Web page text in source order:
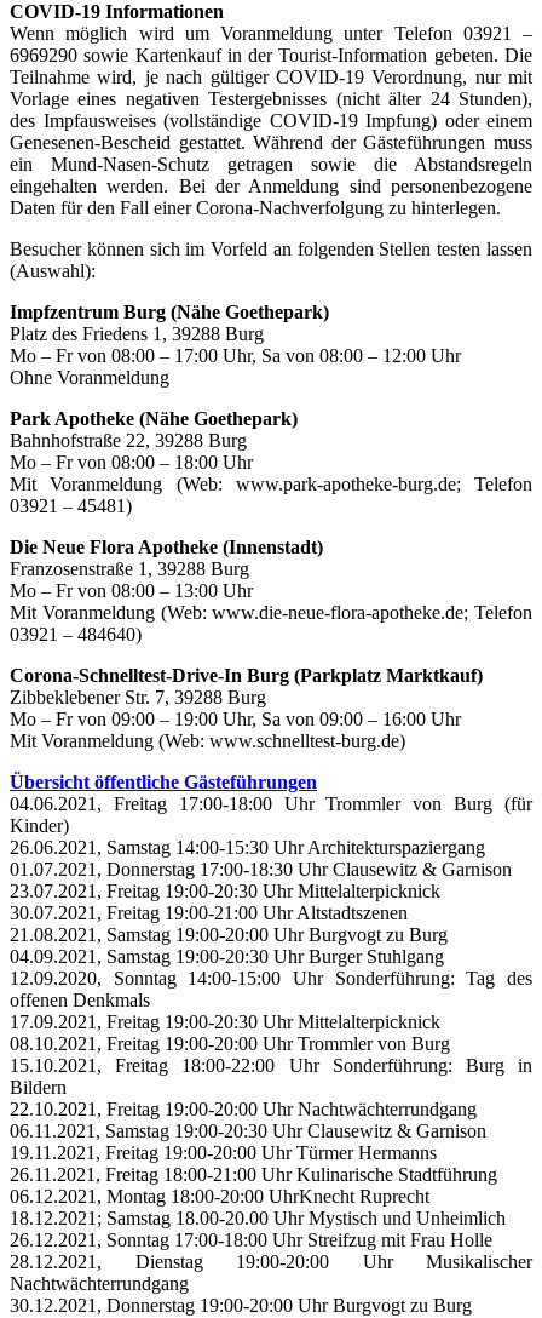
COVID-19 Informationen
Wenn möglich wird um Voranmeldung unter Telefon 03921 –
6969290 sowie Kartenkauf in der Tourist-Information gebeten. Die
Teilnahme wird, je nach gültiger COVID-19 Verordnung, nur mit
Vorlage eines negativen Testergebnisses (nicht älter 24 Stunden),
des Impfausweises (vollständige COVID-19 Impfung) oder einem
Genesenen-Bescheid gestattet. Während der Gästeführungen muss
ein Mund-Nasen-Schutz getragen sowie die Abstandsregeln
eingehalten werden. Bei der Anmeldung sind personenbezogene
Daten für den Fall einer Corona-Nachverfolgung zu hinterlegen.
Besucher können sich im Vorfeld an folgenden Stellen testen lassen
(Auswahl):
Impfzentrum Burg (Nähe Goethepark)
Platz des Friedens 1, 39288 Burg
Mo – Fr von 08:00 – 17:00 Uhr, Sa von 08:00 – 12:00 Uhr
Ohne Voranmeldung
Park Apotheke (Nähe Goethepark)
Bahnhofstraße 22, 39288 Burg
Mo – Fr von 08:00 – 18:00 Uhr
Mit Voranmeldung (Web: www.park-apotheke-burg.de; Telefon
03921 – 45481)
Die Neue Flora Apotheke (Innenstadt)
Franzosenstraße 1, 39288 Burg
Mo – Fr von 08:00 – 13:00 Uhr
Mit Voranmeldung (Web: www.die-neue-flora-apotheke.de; Telefon
03921 – 484640)
Corona-Schnelltest-Drive-In Burg (Parkplatz Marktkauf)
Zibbeklebener Str. 7, 39288 Burg
Mo – Fr von 09:00 – 19:00 Uhr, Sa von 09:00 – 16:00 Uhr
Mit Voranmeldung (Web: www.schnelltest-burg.de)
Übersicht öffentliche Gästeführungen
04.06.2021, Freitag 17:00-18:00 Uhr Trommler von Burg (für
Kinder)
26.06.2021, Samstag 14:00-15:30 Uhr Architekturspaziergang
01.07.2021, Donnerstag 17:00-18:30 Uhr Clausewitz & Garnison
23.07.2021, Freitag 19:00-20:30 Uhr Mittelalterpicknick
30.07.2021, Freitag 19:00-21:00 Uhr Altstadtszenen
21.08.2021, Samstag 19:00-20:00 Uhr Burgvogt zu Burg
04.09.2021, Samstag 19:00-20:30 Uhr Burger Stuhlgang
12.09.2020, Sonntag 14:00-15:00 Uhr Sonderführung: Tag des
offenen Denkmals
17.09.2021, Freitag 19:00-20:30 Uhr Mittelalterpicknick
08.10.2021, Freitag 19:00-20:00 Uhr Trommler von Burg
15.10.2021, Freitag 18:00-22:00 Uhr Sonderführung: Burg in
Bildern
22.10.2021, Freitag 19:00-20:00 Uhr Nachtwächterrundgang
06.11.2021, Samstag 19:00-20:30 Uhr Clausewitz & Garnison
19.11.2021, Freitag 19:00-20:00 Uhr Türmer Hermanns
26.11.2021, Freitag 18:00-21:00 Uhr Kulinarische Stadtführung
06.12.2021, Montag 18:00-20:00 UhrKnecht Ruprecht
18.12.2021; Samstag 18.00-20.00 Uhr Mystisch und Unheimlich
26.12.2021, Sonntag 17:00-18:00 Uhr Streifzug mit Frau Holle
28.12.2021, Dienstag 19:00-20:00 Uhr Musikalischer
Nachtwächterrundgang
30.12.2021, Donnerstag 19:00-20:00 Uhr Burgvogt zu Burg